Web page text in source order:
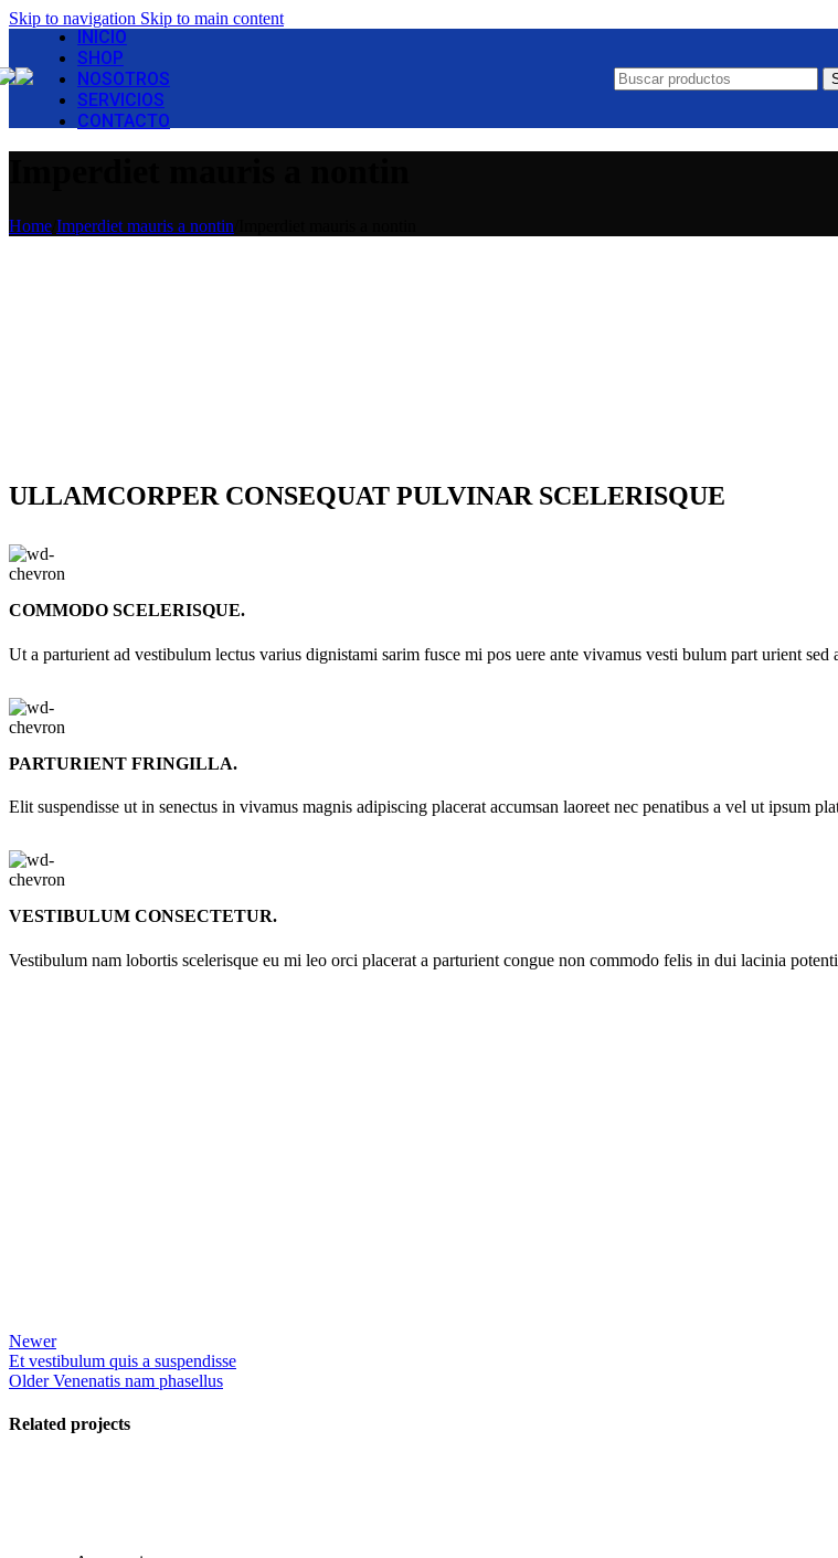
Skip to navigation Skip to main content
INICIO
SHOP
NOSOTROS
SERVICIOS
CONTACTO
Home Imperdiet mauris a nontin
ULLAMCORPER CONSEQUAT PULVINAR SCELERISQUE
COMMODO SCELERISQUE.
Ut a parturient ad vestibulum lectus varius dignistami sarim fusce mi pos uere ante vivamus vesti bulum part urient sed
PARTURIENT FRINGILLA.
Elit suspendisse ut in senectus in vivamus magnis adipiscing placerat accumsan laoreet nec penatibus a vel ut ipsum
VESTIBULUM CONSECTETUR.
Vestibulum nam lobortis scelerisque eu mi leo orci placerat a parturient congue non commodo felis in dui lacinia
Newer
Et vestibulum quis a suspendisse
Older Venenatis nam phasellus
Related projects